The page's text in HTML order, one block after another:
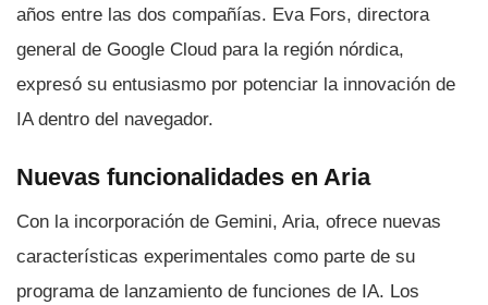
años entre las dos compañías. Eva Fors, directora
general de Google Cloud para la región nórdica,
expresó su entusiasmo por potenciar la innovación de
IA dentro del navegador.
Nuevas funcionalidades en Aria
Con la incorporación de Gemini, Aria, ofrece nuevas
características experimentales como parte de su
programa de lanzamiento de funciones de IA. Los